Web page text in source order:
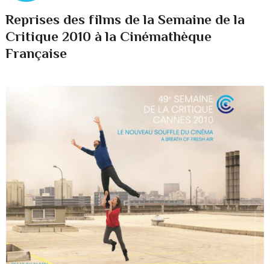
Reprises des films de la Semaine de la
Critique 2010 à la Cinémathèque
Française